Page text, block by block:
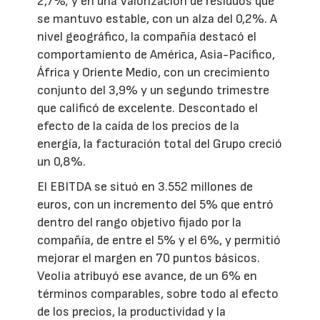
se mantuvo estable, con un alza del 0,2%. A
nivel geográfico, la compañía destacó el
comportamiento de América, Asia-Pacífico,
África y Oriente Medio, con un crecimiento
conjunto del 3,9% y un segundo trimestre
que calificó de excelente. Descontado el
efecto de la caída de los precios de la
energía, la facturación total del Grupo creció
un 0,8%.
El EBITDA se situó en 3.552 millones de
euros, con un incremento del 5% que entró
dentro del rango objetivo fijado por la
compañía, de entre el 5% y el 6%, y permitió
mejorar el margen en 70 puntos básicos.
Veolia atribuyó ese avance, de un 6% en
términos comparables, sobre todo al efecto
de los precios, la productividad y la